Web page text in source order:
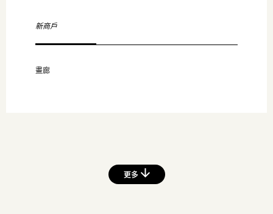
新商戶
畫廊
更多